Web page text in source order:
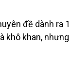
đề dành ra
khô khan, nhưng